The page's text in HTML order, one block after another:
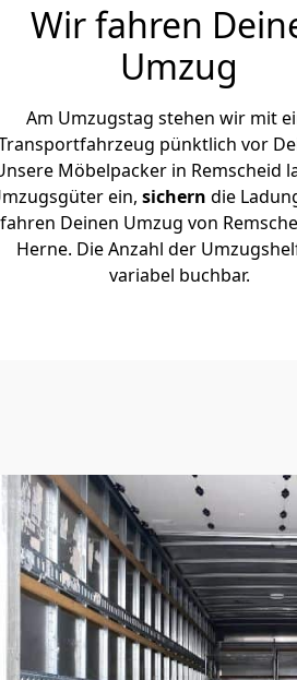
Wir fahren
Umzug
Am Umzugstag stehen wir mit
pünktlich vor
Möbelpacker in Remscheid
ein, sichern die
fahren Deinen Umzug von
Herne. Die Anzahl der
variabel buchbar.